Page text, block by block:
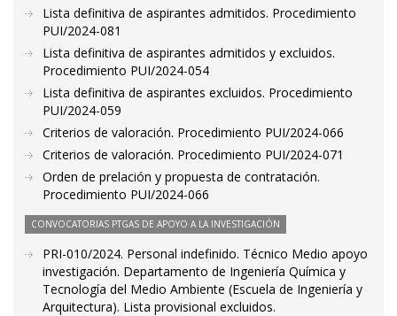
Lista definitiva de aspirantes admitidos. Procedimiento
PUI/2024-081
Lista definitiva de aspirantes admitidos y excluidos.
Procedimiento PUI/2024-054
Lista definitiva de aspirantes excluidos. Procedimiento
PUI/2024-059
Criterios de valoración. Procedimiento PUI/2024-066
Criterios de valoración. Procedimiento PUI/2024-071
Orden de prelación y propuesta de contratación.
Procedimiento PUI/2024-066
CONVOCATORIAS PTGAS DE APOYO A LA INVESTIGACIÓN
PRI-010/2024. Personal indefinido. Técnico Medio apoyo
investigación. Departamento de Ingeniería Química y
Tecnología del Medio Ambiente (Escuela de Ingeniería y
Arquitectura). Lista provisional excluidos.